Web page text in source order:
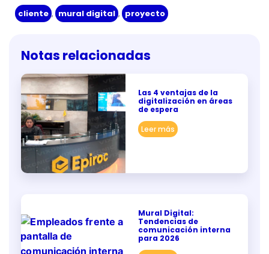
cliente , mural digital , proyecto
Notas relacionadas
Las 4 ventajas de la
digitalización en áreas
de espera
Leer más
Mural Digital:
Tendencias de
comunicación interna
para 2026